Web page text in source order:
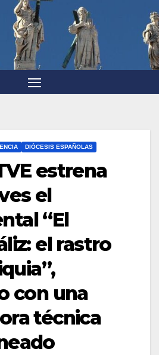
DIÓCESIS ESPAÑOLAS
estrena
el
“El
el rastro
con una
técnica